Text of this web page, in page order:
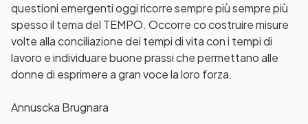
questioni emergenti oggi ricorre sempre più sempre più
spesso il tema del TEMPO. Occorre co costruire misure
volte alla conciliazione dei tempi di vita con i tempi di
lavoro e individuare buone prassi che permettano alle
donne di esprimere a gran voce la loro forza.
Annuscka Brugnara